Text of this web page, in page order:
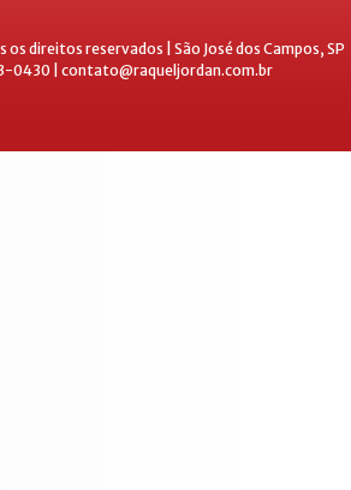
direitos reservados | São José dos Campos, SP
0430 | contato@raqueljordan.com.br